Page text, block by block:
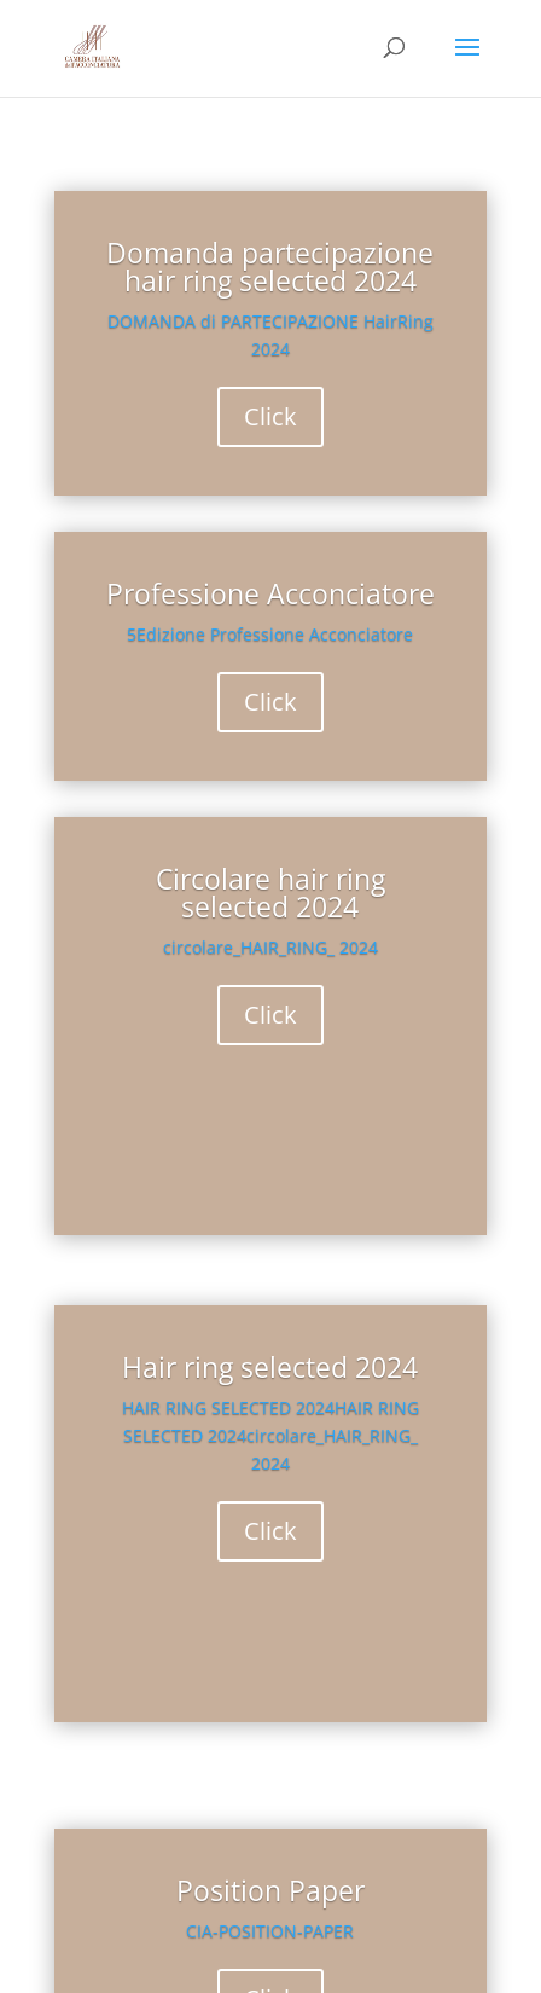
Domanda partecipazione
hair ring selected 2024
DOMANDA di PARTECIPAZIONE HairRing
2024
Click
Professione Acconciatore
5Edizione Professione Acconciatore
Click
Circolare hair ring
selected 2024
circolare_HAIR_RING_ 2024
Click
Hair ring selected 2024
HAIR RING SELECTED 2024HAIR RING
SELECTED 2024circolare_HAIR_RING_
2024
Click
Position Paper
CIA-POSITION-PAPER